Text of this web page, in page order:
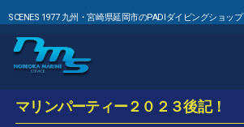
SCENES 1977 九州・宮崎県延岡市のPADIダイビングショップ
マリンパーティー２０２３後記！